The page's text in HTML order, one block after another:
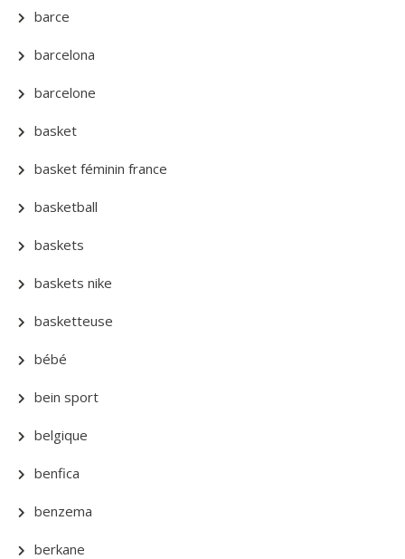
barce
barcelona
barcelone
basket
basket féminin france
basketball
baskets
baskets nike
basketteuse
bébé
bein sport
belgique
benfica
benzema
berkane